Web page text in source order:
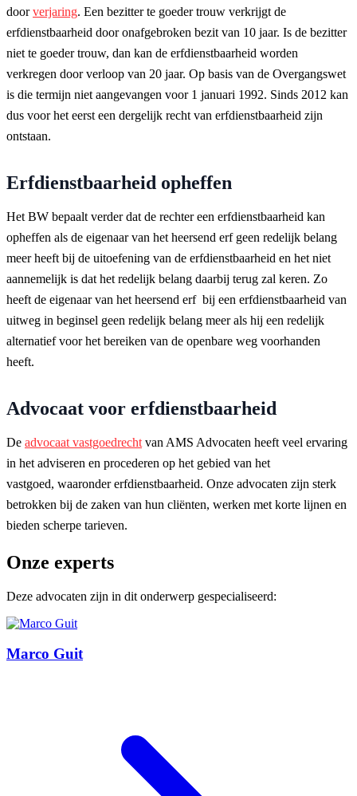
doorverjaring. Een bezitter te goeder trouw verkrijgt de
erfdienstbaarheid door onafgebroken bezit van 10 jaar. Is de bezitter
niet te goeder trouw, dan kan de erfdienstbaarheid worden
verkregen door verloop van 20 jaar. Op basis van de Overgangswet
is die termijn niet aangevangen voor 1 januari 1992. Sinds 2012 kan
dus voor het eerst een dergelijk recht van erfdienstbaarheid zijn
ontstaan.
Erfdienstbaarheid opheffen
Het BW bepaalt verder dat de rechter een erfdienstbaarheid kan
opheffen als de eigenaar van het heersend erf geen redelijk belang
meer heeft bij de uitoefening van de erfdienstbaarheid en het niet
aannemelijk is dat het redelijk belang daarbij terug zal keren. Zo
heeft de eigenaar van het heersend erf bij een erfdienstbaarheid van
uitweg in beginsel geen redelijk belang meer als hij een redelijk
alternatief voor het bereiken van de openbare weg voorhanden
heeft.
Advocaat voor erfdienstbaarheid
De advocaat vastgoedrecht van AMS Advocaten heeft veel ervaring
in het adviseren en procederen op het gebied van het
vastgoed, waaronder erfdienstbaarheid. Onze advocaten zijn sterk
betrokken bij de zaken van hun cliënten, werken met korte lijnen en
bieden scherpe tarieven.
Onze experts
Deze advocaten zijn in dit onderwerp gespecialiseerd:
Marco Guit